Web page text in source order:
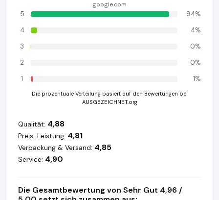
google.com
5
94%
4
4%
3
0%
2
0%
1
1%
Die prozentuale Verteilung basiert auf den Bewertungen bei
AUSGEZEICHNET.org
Qualität: 4,88
Preis-Leistung: 4,81
Verpackung & Versand: 4,85
Service: 4,90
Die Gesamtbewertung von Sehr Gut 4,96 /